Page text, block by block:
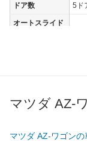
ドア数 5ド
オートスライド
過給機
前輪サイズ
マツダ AZ-
マツダ AZ-ワゴン